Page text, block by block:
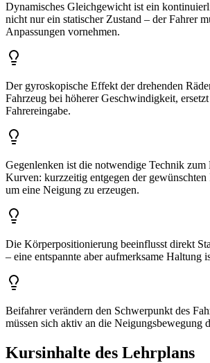
Dynamisches Gleichgewicht ist ein
nicht nur ein statischer Zustand – der Fahrer
Anpassungen vornehmen.
Der gyroskopische Effekt der drehenden
Fahrzeug bei höherer Geschwindigkeit,
Fahrereingabe.
Gegenlenken ist die notwendige Technik zum
Kurven: kurzzeitig entgegen der
um eine Neigung zu erzeugen.
Die Körperpositionierung beeinflusst direkt
– eine entspannte aber aufmerksame Haltung
Beifahrer verändern den Schwerpunkt des
müssen sich aktiv an die Neigungsbewegung
Kursinhalte des Lehrplans